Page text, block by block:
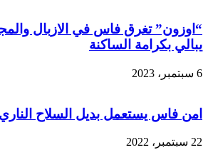
“اوزون” تغرق فاس في الازبال
يبالي بكرامة الساكنة
6 سبتمبر، 2023
امن فاس يستعمل بديل السلاح
22 سبتمبر، 2022